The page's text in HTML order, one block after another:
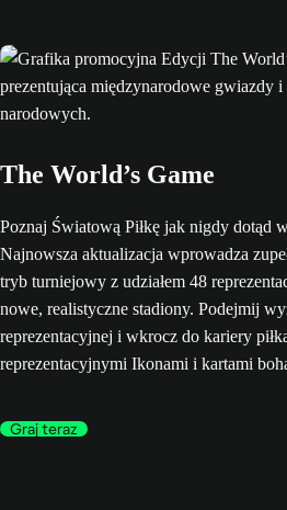
The World’s Game
Poznaj Światową Piłkę jak nigdy
Najnowsza aktualizacja wprowadza
tryb turniejowy z udziałem 48
nowe, realistyczne stadiony. Podejmij
reprezentacyjnej i wkrocz do kariery
reprezentacyjnymi Ikonami i kartami
Graj teraz